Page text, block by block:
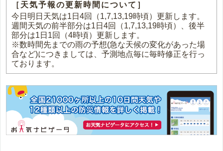
［天気予報の更新時間について］
今日明日天気は1日4回（1,7,13,19時頃）更新します。
週間天気の前半部分は1日4回（1,7,13,19時頃）、後半
部分は1日1回（4時頃）更新します。
※数時間先までの雨の予想(急な天候の変化があった場
合など)につきましては、予測地点毎に毎時修正を行っ
ております。